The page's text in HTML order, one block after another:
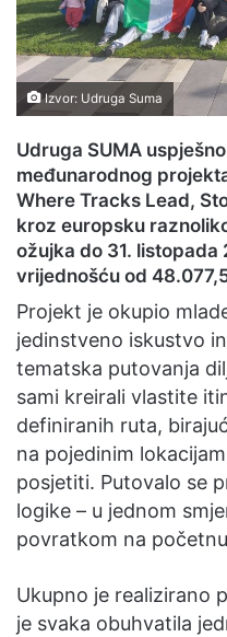
Izvor: Udruga Suma
Udruga SUMA
međunarodnog
Where Tracks Lead,
kroz europsku
ožujka do 31. listopada
vrijednošću od
Projekt je okupio
jedinstveno iskustvo
tematska putovanja
sami kreirali vlastite
definiranih ruta,
na pojedinim
posjetiti. Putovalo se
logike – u jednom
povratkom na
Ukupno je realizirano
je svaka obuhvatila